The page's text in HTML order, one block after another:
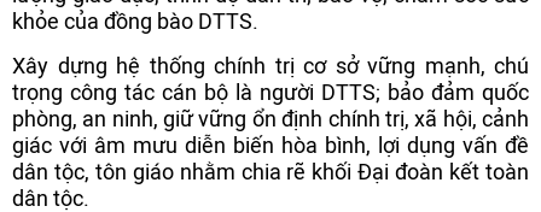
khỏe của đồng bào DTTS.
Xây dựng hệ thống chính trị cơ sở vững mạnh, chú
trọng công tác cán bộ là người DTTS; bảo đảm quốc
phòng, an ninh, giữ vững ổn định chính trị, xã hội, cảnh
giác với âm mưu diễn biến hòa bình, lợi dụng vấn đề
dân tộc, tôn giáo nhằm chia rẽ khối Đại đoàn kết toàn
dân tộc.